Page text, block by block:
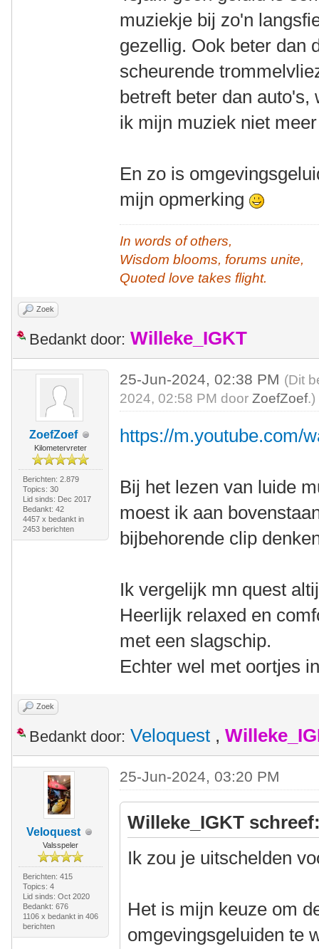
muziekje bij zo'n
gezellig. Ook beter dan
scheurende
betreft beter dan
ik mijn muziek niet
En zo is
mijn opmerking
In words of others,
Wisdom blooms, forums unite,
Quoted love takes flight.
Zoek
Bedankt door: Willeke_IGKT
ZoefZoef
Kilometervreter
Berichten: 2.879
Topics: 30
Lid sinds: Dec 2017
Bedankt: 42
4457 x bedankt in
2453 berichten
25-Jun-2024, 02:38 PM (Dit
2024, 02:58 PM doorZoefZoef.)
https://m.youtube.com/
Bij het lezen van luide
moest ik aan
bijbehorende clip
Ik vergelijk mn quest
Heerlijk relaxed en
met een slagschip.
Echter wel met oortjes
Zoek
Bedankt door: Veloquest ,
Veloquest
Valsspeler
Berichten: 415
Topics: 4
Lid sinds: Oct 2020
Bedankt: 676
1106 x bedankt in 406
berichten
25-Jun-2024, 03:20 PM
Willeke_IGKT
Ik zou je uitschelden
Het is mijn keuze om
omgevingsgeluiden te